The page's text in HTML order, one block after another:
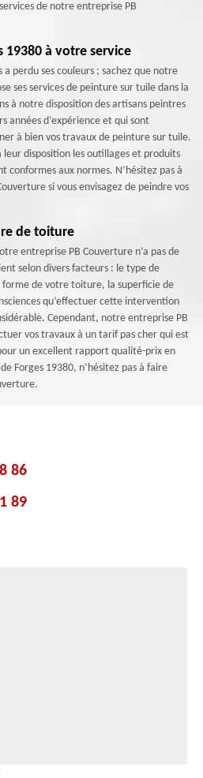
de notre entreprise PB
19380 à votre service
perdu ses couleurs ; sachez que notre
ses services de peinture sur tuile dans la
à notre disposition des artisans peintres
années d’expérience et qui sont
à bien vos travaux de peinture sur tuile.
disposition les outillages et produits
conformes aux normes. N’hésitez pas à
si vous envisagez de peindre vos
de toiture
entreprise PB Couverture n’a pas de
selon divers facteurs : le type de
de votre toiture, la superficie de
qu’effectuer cette intervention
Cependant, notre entreprise PB
vos travaux à un tarif pas cher qui est
un excellent rapport qualité-prix en
Forges 19380, n’hésitez pas à faire
86
89